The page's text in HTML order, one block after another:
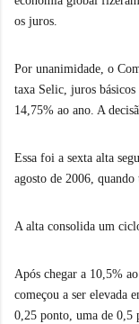
os juros.
Por unanimidade, o
taxa Selic, juros
14,75% ao ano. A
Essa foi a sexta alta
agosto de 2006, quando
A alta consolida um
Após chegar a 10,5%
começou a ser elevada
0,25 ponto, uma de 0,5